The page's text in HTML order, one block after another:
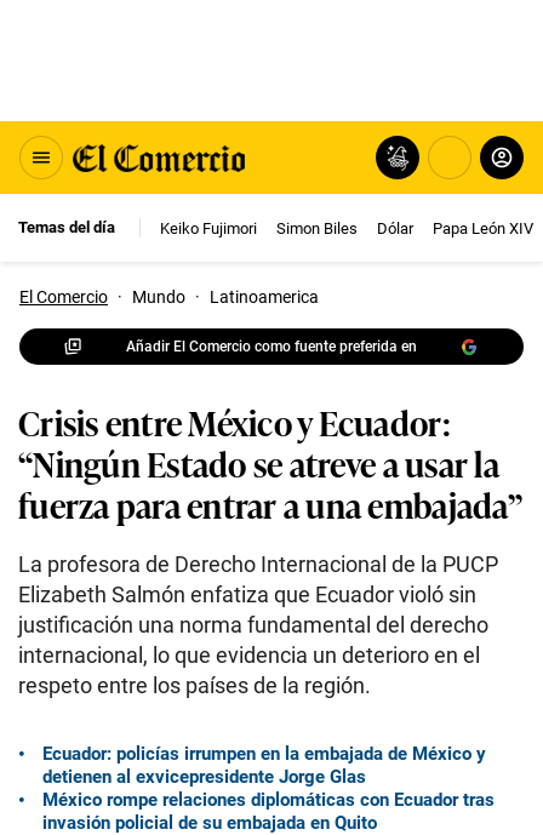
Temas del día Keiko Fujimori Simon Biles Dólar Papa León XIV
El Comercio · Mundo · Latinoamerica
Añadir El Comercio como fuente preferida en
Crisis entre México y Ecuador:
“Ningún Estado se atreve a usar la
fuerza para entrar a una embajada”
La profesora de Derecho Internacional de la PUCP
Elizabeth Salmón enfatiza que Ecuador violó sin
justificación una norma fundamental del derecho
internacional, lo que evidencia un deterioro en el
respeto entre los países de la región.
Ecuador: policías irrumpen en la embajada de México y
detienen al exvicepresidente Jorge Glas
México rompe relaciones diplomáticas con Ecuador tras
invasión policial de su embajada en Quito